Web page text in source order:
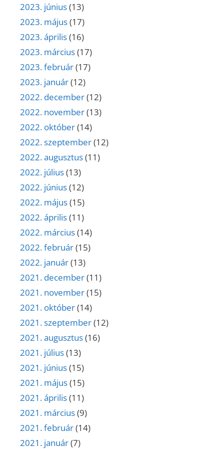
2023. június(13)
2023. május(17)
2023. április(16)
2023. március(17)
2023. február(17)
2023. január(12)
2022. december(12)
2022. november(13)
2022. október(14)
2022. szeptember(12)
2022. augusztus(11)
2022. július(13)
2022. június(12)
2022. május(15)
2022. április(11)
2022. március(14)
2022. február(15)
2022. január(13)
2021. december(11)
2021. november(15)
2021. október(14)
2021. szeptember(12)
2021. augusztus(16)
2021. július(13)
2021. június(15)
2021. május(15)
2021. április(11)
2021. március(9)
2021. február(14)
2021. január(7)